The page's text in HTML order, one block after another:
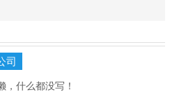
司
，什么都没写！